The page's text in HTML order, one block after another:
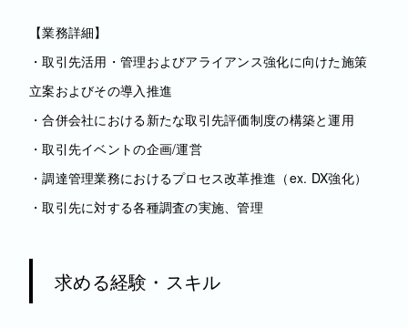
【業務詳細】
・取引先活用・管理およびアライアンス強化に向けた施策
立案およびその導入推進
・合併会社における新たな取引先評価制度の構築と運用
・取引先イベントの企画/運営
・調達管理業務におけるプロセス改革推進（ex. DX強化）
・取引先に対する各種調査の実施、管理
求める経験・スキル